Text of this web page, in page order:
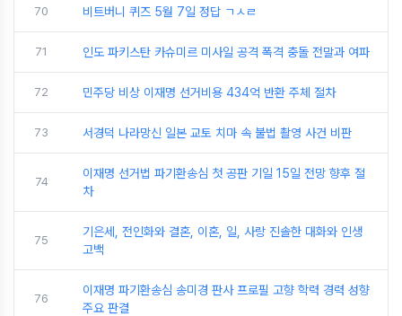
70 비트버니 퀴즈 5월 7일 정답 ㄱㅅㄹ
71 인도 파키스탄 카슈미르 미사일 공격 폭격 충돌 전말과 여파
72 민주당 비상 이재명 선거비용 434억 반환 주체 절차
73 서경덕 나라망신 일본 교토 치마 속 불법 촬영 사건 비판
74
이재명 선거법 파기환송심 첫 공판 기일 15일 전망 향후 절
차
75
기은세, 전인화와 결혼, 이혼, 일, 사랑 진솔한 대화와 인생
고백
76
이재명 파기환송심 송미경 판사 프로필 고향 학력 경력 성향
주요 판결